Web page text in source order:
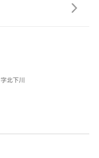
字北下川